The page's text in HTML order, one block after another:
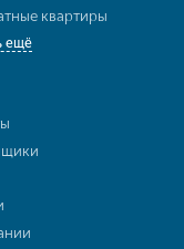
квартиры
ещё